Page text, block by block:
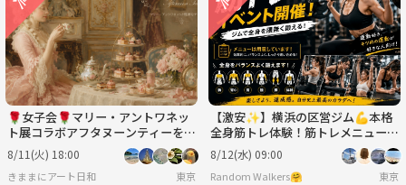
🌹女子会🌹マリー・アントワネッ
ト展コラボアフタヌーンティーを堪
能♪♪
8/11(火) 18:00
きままにアート日和 東京
【激安✨️】横浜の区営ジム💪本格
全身筋トレ体験！筋トレメニューを
覚えて実践！少しキツめですが達成
感MAX✨
8/12(水) 09:00
Random Walkers🤗 東京